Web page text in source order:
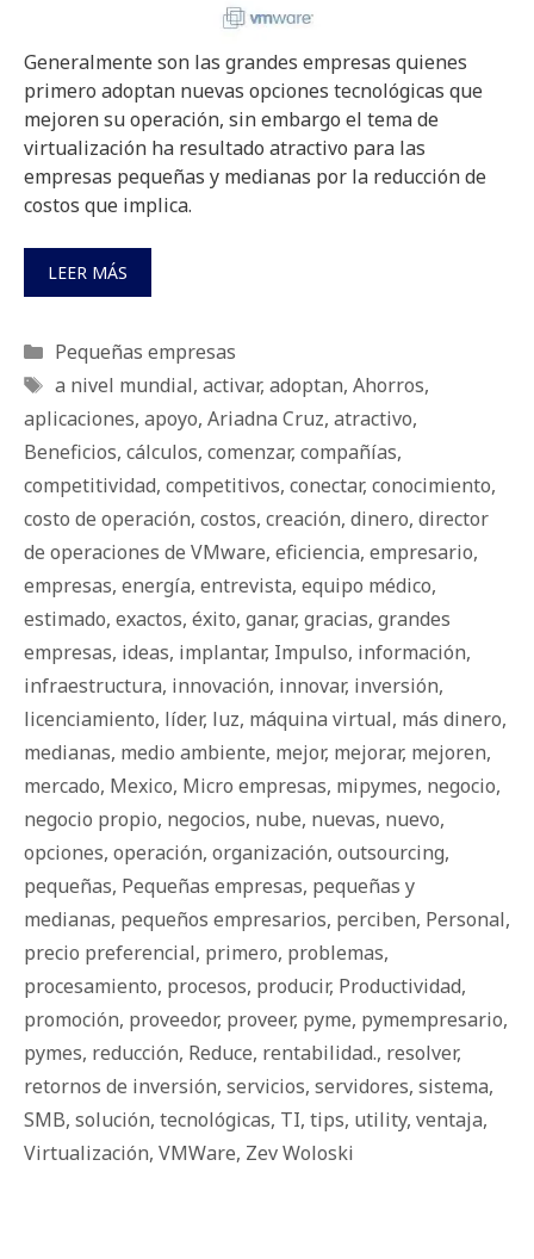
Generalmente son las grandes empresas quienes
primero adoptan nuevas opciones tecnológicas que
mejoren su operación, sin embargo el tema de
virtualización ha resultado atractivo para las
empresas pequeñas y medianas por la reducción de
costos que implica.
LEER MÁS
Categorías
Pequeñas empresas
Etiquetas
a nivel mundial, activar, adoptan, Ahorros,
aplicaciones, apoyo, Ariadna Cruz, atractivo,
Beneficios, cálculos, comenzar, compañías,
competitividad, competitivos, conectar, conocimiento,
costo de operación, costos, creación, dinero, director
de operaciones de VMware, eficiencia, empresario,
empresas, energía, entrevista, equipo médico,
estimado, exactos, éxito, ganar, gracias, grandes
empresas, ideas, implantar, Impulso, información,
infraestructura, innovación, innovar, inversión,
licenciamiento, líder, luz, máquina virtual, más dinero,
medianas, medio ambiente, mejor, mejorar, mejoren,
mercado, Mexico, Micro empresas, mipymes, negocio,
negocio propio, negocios, nube, nuevas, nuevo,
opciones, operación, organización, outsourcing,
pequeñas, Pequeñas empresas, pequeñas y
medianas, pequeños empresarios, perciben, Personal,
precio preferencial, primero, problemas,
procesamiento, procesos, producir, Productividad,
promoción, proveedor, proveer, pyme, pymempresario,
pymes, reducción, Reduce, rentabilidad., resolver,
retornos de inversión, servicios, servidores, sistema,
SMB, solución, tecnológicas, TI, tips, utility, ventaja,
Virtualización, VMWare, Zev Woloski